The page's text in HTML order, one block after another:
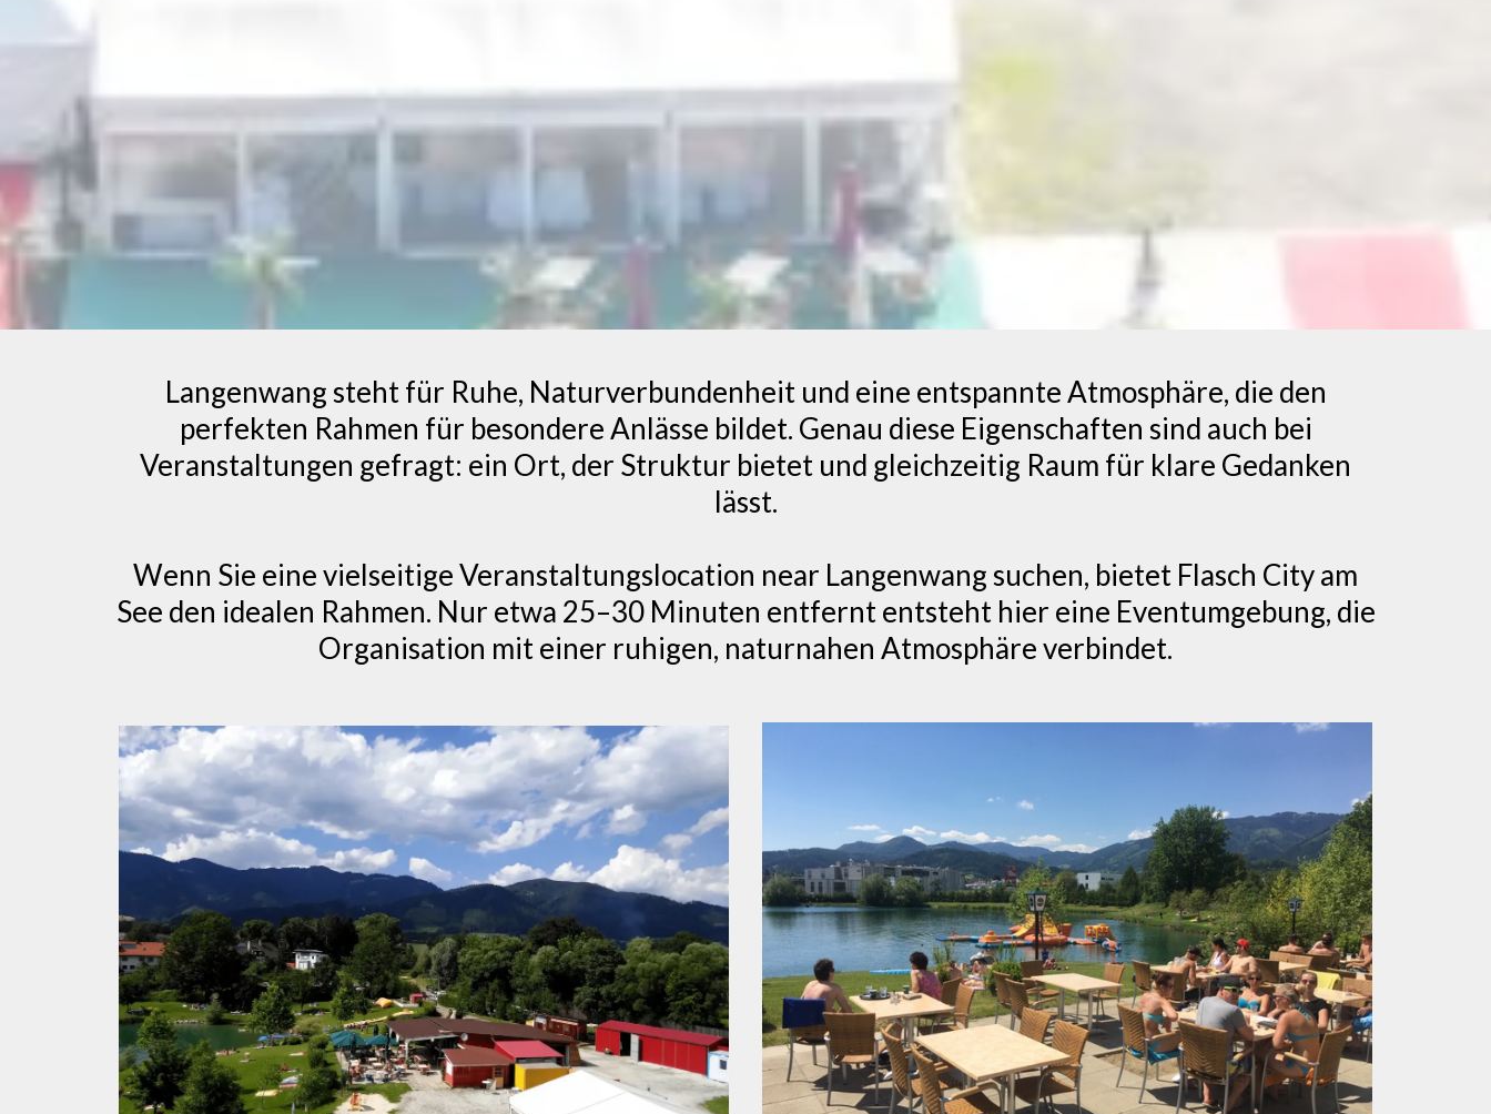
Langenwang steht für Ruhe, Naturverbundenheit und eine entspannte Atmosphäre, die den
perfekten Rahmen für besondere Anlässe bildet. Genau diese Eigenschaften sind auch bei
Veranstaltungen gefragt: ein Ort, der Struktur bietet und gleichzeitig Raum für klare Gedanken
lässt.
Wenn Sie eine vielseitige Veranstaltungslocation near Langenwang suchen, bietet Flasch City am
See den idealen Rahmen. Nur etwa 25–30 Minuten entfernt entsteht hier eine Eventumgebung, die
Organisation mit einer ruhigen, naturnahen Atmosphäre verbindet.